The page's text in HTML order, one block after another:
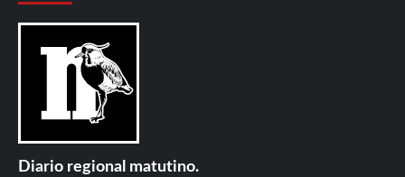
Diario regional matutino.